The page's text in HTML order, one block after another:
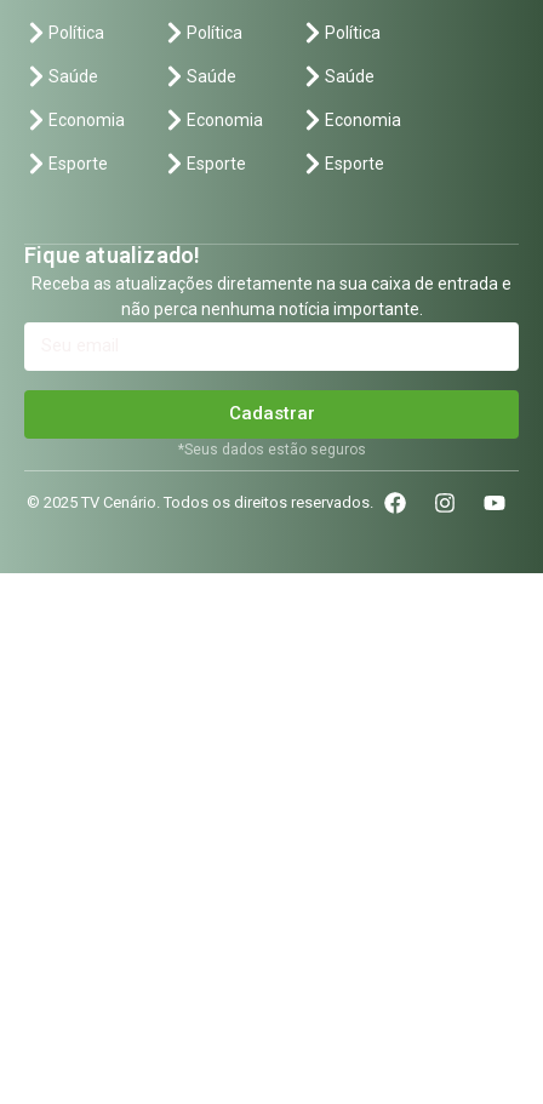
Política
Saúde
Economia
Esporte
Política
Saúde
Economia
Esporte
Política
Saúde
Economia
Esporte
Fique atualizado!
Receba as atualizações diretamente na sua caixa de entrada e
não perca nenhuma notícia importante.
Cadastrar
*Seus dados estão seguros
© 2025 TV Cenário. Todos os direitos reservados.